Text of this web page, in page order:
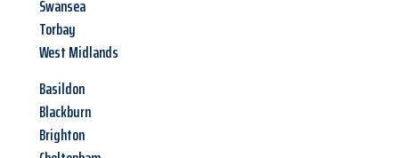
Swansea
Torbay
West Midlands
Basildon
Blackburn
Brighton